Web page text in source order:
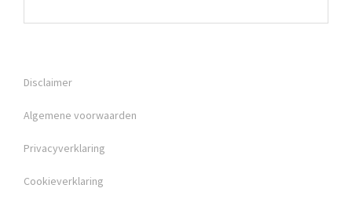
Disclaimer
Algemene voorwaarden
Privacyverklaring
Cookieverklaring